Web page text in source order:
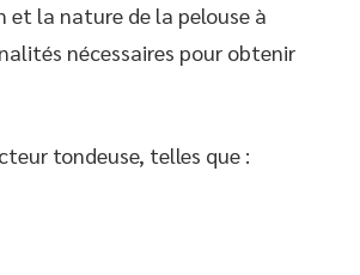
et la nature de la pelouse à
nécessaires pour obtenir
tondeuse, telles que :